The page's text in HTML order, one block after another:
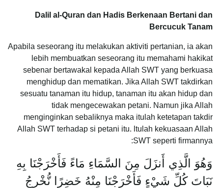
Dalil al-Quran dan Hadis Berkenaan Bertani dan
Bercucuk Tanam
Apabila seseorang itu melakukan aktiviti pertanian, ia akan
lebih membuatkan seseorang itu memahami hakikat
sebenar bertawakal kepada Allah SWT yang berkuasa
menghidup dan mematikan. Jika Allah SWT takdirkan
sesuatu tanaman itu hidup, tanaman itu akan hidup dan
tidak mengecewakan petani. Namun jika Allah
menginginkan sebaliknya maka itulah ketetapan takdir
Allah SWT terhadap si petani itu. ltulah kekuasaan Allah
SWT seperti firmannya:
وَهُوَ الَّذِي أَنزَلَ مِنَ السَّمَاءِ مَاءً فَأَخْرَجْنَا بِهِ
نَبَاتَ كُلِّ شَيْءٍ فَأَخْرَجْنَا مِنْهُ خَضِرًا نُّخْرِجُ